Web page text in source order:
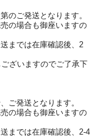
のご発送となります。
の場合も御座いますの
までは在庫確認後、2
ざいますのでご了承下
ご発送となります。
の場合も御座いますの
までは在庫確認後、2-4